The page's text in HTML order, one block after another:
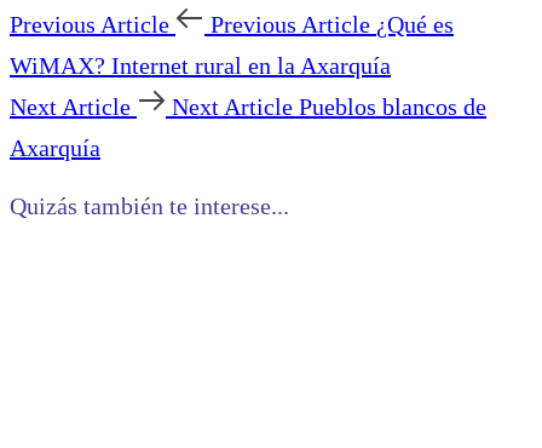
Previous Article Previous Article ¿Qué es
WiMAX? Internet rural en la Axarquía
Next Article
Next Article Pueblos blancos de
Axarquía
Quizás también te interese...